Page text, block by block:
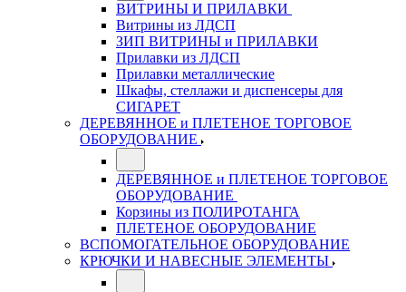
ВИТРИНЫ И ПРИЛАВКИ
Витрины из ЛДСП
ЗИП ВИТРИНЫ и ПРИЛАВКИ
Прилавки из ЛДСП
Прилавки металлические
Шкафы, стеллажи и диспенсеры для
СИГАРЕТ
ДЕРЕВЯННОЕ и ПЛЕТЕНОЕ ТОРГОВОЕ
ОБОРУДОВАНИЕ
ДЕРЕВЯННОЕ и ПЛЕТЕНОЕ ТОРГОВОЕ
ОБОРУДОВАНИЕ
Корзины из ПОЛИРОТАНГА
ПЛЕТЕНОЕ ОБОРУДОВАНИЕ
ВСПОМОГАТЕЛЬНОЕ ОБОРУДОВАНИЕ
КРЮЧКИ И НАВЕСНЫЕ ЭЛЕМЕНТЫ